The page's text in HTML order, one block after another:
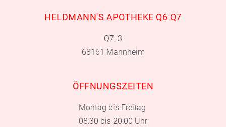
HELDMANN'S APOTHEKE Q6 Q7
Q7, 3
68161 Mannheim
ÖFFNUNGSZEITEN
Montag bis Freitag
08:30 bis 20:00 Uhr